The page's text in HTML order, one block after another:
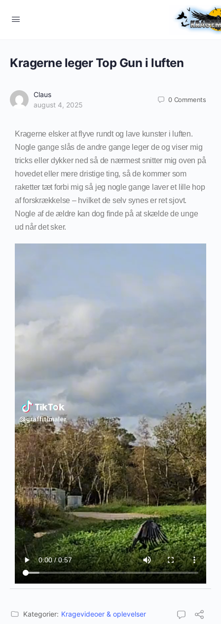
Kragerne leger Top Gun i luften
Claus
august 4, 2025
0 Comments
Kragerne elsker at flyve rundt og lave kunster i luften.
Nogle gange slås de andre gange leger de og viser mig
tricks eller dykker ned så de nærmest snitter mig oven på
hovedet eller mere dristige ting, så de kommer som
raketter tæt forbi mig så jeg nogle gange laver et lille hop
af forskrækkelse – hvilket de selv synes er ret sjovt.
Nogle af de ældre kan dog finde på at skælde de unge
ud når det sker.
Kategorier: Kragevideoer & oplevelser